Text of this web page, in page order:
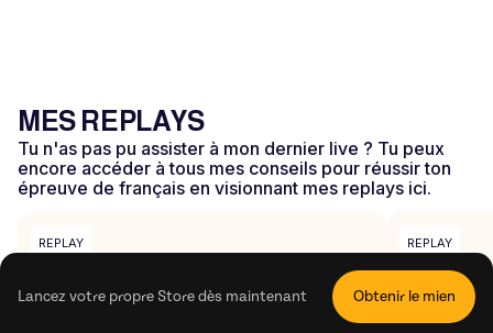
MES REPLAYS
Tu n'as pas pu assister à mon dernier live ? Tu peux
encore accéder à tous mes conseils pour réussir ton
épreuve de français en visionnant mes replays ici.
REPLAY REPLAY
Lancez votre propre Store dès maintenant Obtenir le mien